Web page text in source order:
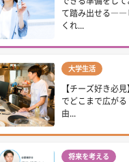
て踏み出せる――
くれ...
大学生活
【チーズ好き必
でどこまで広が
由...
将来を考える